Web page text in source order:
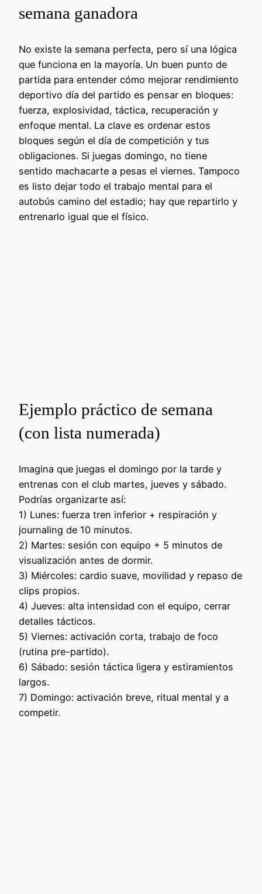
semana ganadora
No existe la semana perfecta, pero sí una lógica
que funciona en la mayoría. Un buen punto de
partida para entender cómo mejorar rendimiento
deportivo día del partido es pensar en bloques:
fuerza, explosividad, táctica, recuperación y
enfoque mental. La clave es ordenar estos
bloques según el día de competición y tus
obligaciones. Si juegas domingo, no tiene
sentido machacarte a pesas el viernes. Tampoco
es listo dejar todo el trabajo mental para el
autobús camino del estadio; hay que repartirlo y
entrenarlo igual que el físico.
Ejemplo práctico de semana
(con lista numerada)
Imagina que juegas el domingo por la tarde y
entrenas con el club martes, jueves y sábado.
Podrías organizarte así:
1) Lunes: fuerza tren inferior + respiración y
journaling de 10 minutos.
2) Martes: sesión con equipo + 5 minutos de
visualización antes de dormir.
3) Miércoles: cardio suave, movilidad y repaso de
clips propios.
4) Jueves: alta intensidad con el equipo, cerrar
detalles tácticos.
5) Viernes: activación corta, trabajo de foco
(rutina pre-partido).
6) Sábado: sesión táctica ligera y estiramientos
largos.
7) Domingo: activación breve, ritual mental y a
competir.